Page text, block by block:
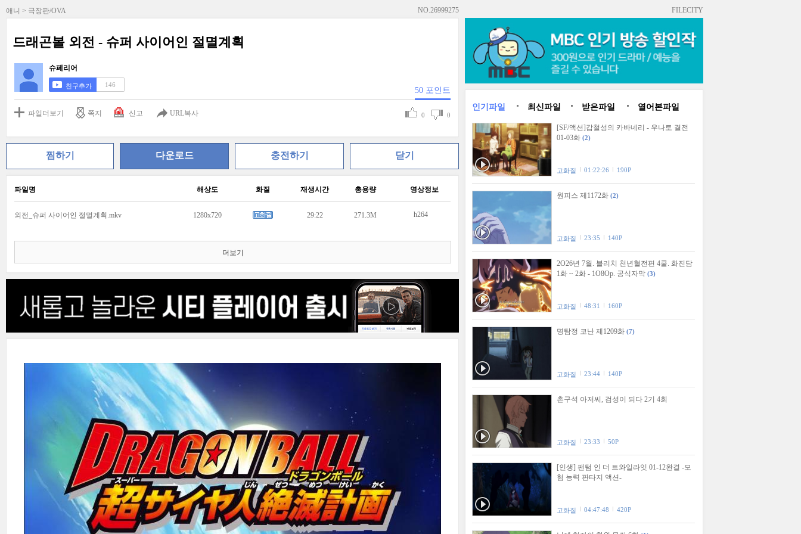
애니 > 극장판/OVA NO.26999275
드래곤볼 외전 - 슈퍼 사이어인 절멸계획
슈페리어
친구추가 146
50 포인트
파일더보기 쪽지 신고 URL복사 0 0
찜하기 다운로드 충전하기 닫기
파일명 해상도 화질 재생시간 총용량 영상정보
외전_슈퍼 사이어인 절멸계획.mkv 1280x720 29:22 271.3M h264
더보기
FILECITY
인기파일 최신파일 받은파일 열어본파일
[SF/액션]갑철성의 카바네리 - 우나토 결전
01-03화 (2)
고화질 01:22:26 190P
원피스 제1172화 (2)
고화질 23:35 140P
2O26년 7월. 블리치 천년혈전편 4쿨. 화진담
1화 ~ 2화 - 1O8Op. 공식자막 (3)
고화질 48:31 160P
명탐정 코난 제1209화 (7)
고화질 23:44 140P
촌구석 아저씨, 검성이 되다 2기 4회
고화질 23:33 50P
[인생] 팬텀 인 더 트와일라잇 01-12완결 -모
험 능력 판타지 액션-
고화질 04:47:48 420P